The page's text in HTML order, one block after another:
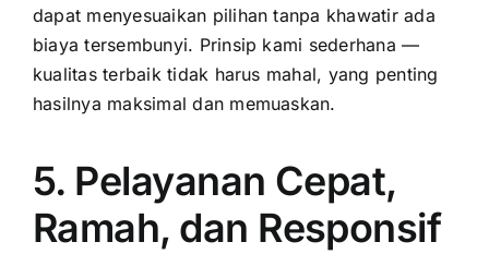
dapat menyesuaikan pilihan tanpa khawatir ada
biaya tersembunyi. Prinsip kami sederhana —
kualitas terbaik tidak harus mahal, yang penting
hasilnya maksimal dan memuaskan.
5. Pelayanan Cepat,
Ramah, dan Responsif